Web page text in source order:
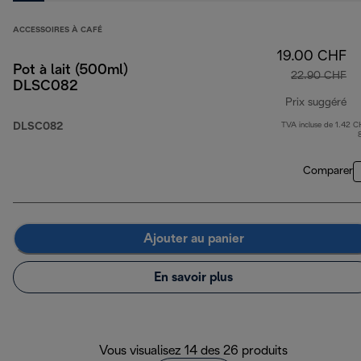
ACCESSOIRES À CAFÉ
Pot à lait (500ml)
DLSC082
DLSC082
19.00 CHF
22.90 CHF
Prix suggéré
TVA incluse de 1.42
Comparer
Ajouter au panier
En savoir plus
Vous visualisez 14 des 26 produits